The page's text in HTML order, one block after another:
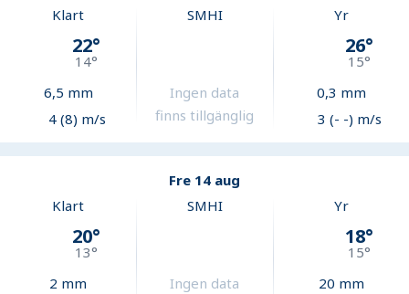
Klart
22°
14°
6,5 mm
4 (8) m/s
SMHI
Ingen data
finns tillgänglig
Yr
26°
15°
0,3 mm
3 (- -) m/s
Fre 14 aug
Klart
20°
13°
2 mm
SMHI
Ingen data
Yr
18°
15°
20 mm